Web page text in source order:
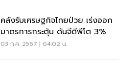
คลังรับเศรษฐกิจไทยป่วย เร่งออก
มาตรการกระตุ้น ดันจีดีพีโต 3%
03 ก.ค. 2567 | 04:02 น.